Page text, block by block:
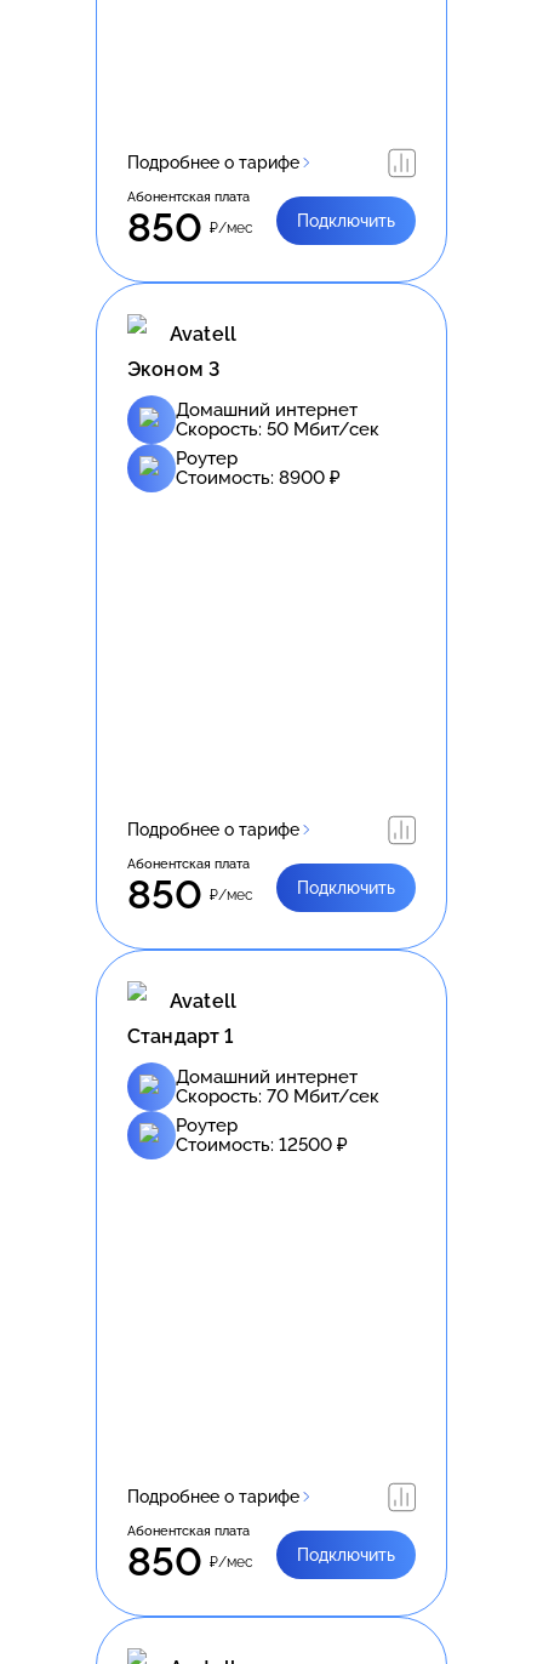
Подробнее о тарифе
Абонентская плата
850 ₽/мес Подключить
Avatell
Эконом 3
Домашний интернет
Скорость: 50 Мбит/сек
Роутер
Стоимость: 8900 ₽
Подробнее о тарифе
Абонентская плата
850 ₽/мес Подключить
Avatell
Стандарт 1
Домашний интернет
Скорость: 70 Мбит/сек
Роутер
Стоимость: 12500 ₽
Подробнее о тарифе
Абонентская плата
850 ₽/мес Подключить